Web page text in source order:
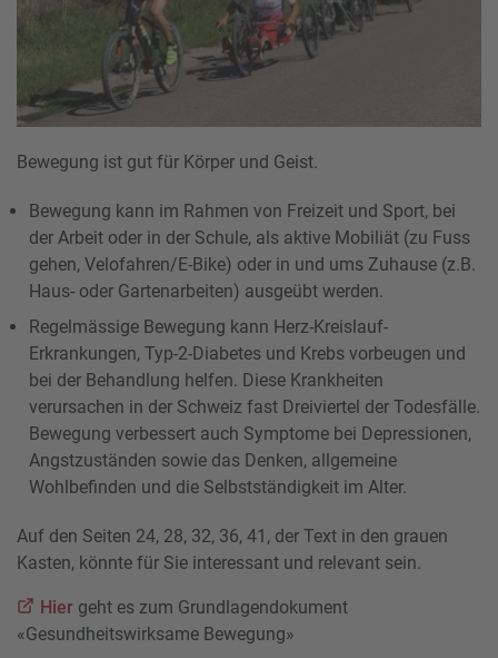
Bewegung ist gut für Körper und Geist.
Bewegung kann im Rahmen von Freizeit und Sport, bei
der Arbeit oder in der Schule, als aktive Mobiliät (zu Fuss
gehen, Velofahren/E-Bike) oder in und ums Zuhause (z.B.
Haus- oder Gartenarbeiten) ausgeübt werden.
Regelmässige Bewegung kann Herz-Kreislauf-
Erkrankungen, Typ-2-Diabetes und Krebs vorbeugen und
bei der Behandlung helfen. Diese Krankheiten
verursachen in der Schweiz fast Dreiviertel der Todesfälle.
Bewegung verbessert auch Symptome bei Depressionen,
Angstzuständen sowie das Denken, allgemeine
Wohlbefinden und die Selbstständigkeit im Alter.
Auf den Seiten 24, 28, 32, 36, 41, der Text in den grauen
Kasten, könnte für Sie interessant und relevant sein.
Hiergeht es zum Grundlagendokument
«Gesundheitswirksame Bewegung»